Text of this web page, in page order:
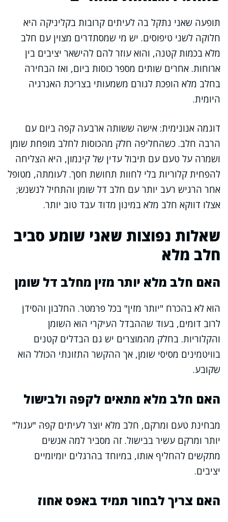
תופעה שאני נתקל בה לעיתים קרובות בקליניקה היא
חלוקה לשני טיפוסים. יש מי שמסתדרים מצוין עם חלב
מלא בכמות קטנה, והוא עוזר להם להישאר יציבים בין
ארוחות. אחרים שותים מספר כוסות ביום, ואז הבחירה
בחלב מלא הופכת לגורם משמעותי בצריכת האנרגיה
היומית.
דוגמה אנונימית: אישה ששותה ארבעה קפה ביום עם
הרבה חלב. כשהחליפה חלק מהכוסות לחלב מופחת שומן
ושמרה על טעם עם תיבול עדין של קינמון, היא הצליחה
להפחית קלוריות בלי לחוות תחושת חסך. לעומתה, מטופל
אחר הרגיש רעב יותר עם חלב דל שומן והתחיל לנשנש;
אצלו דווקא חלב מלא במינון מדוד עבד טוב יותר.
שאלות נפוצות שאני שומע סביב
חלב מלא
האם חלב מלא יותר מזין מחלב דל שומן
הוא לא בהכרח "יותר מזין" בכל פרמטר. החלבון והסידן
לרוב דומים, בעוד שההבדל העיקרי הוא השומן
והקלוריות. בחלק מהמוצרים יש גם הבדלים קטנים
בוויטמינים מסיסי שומן, אך ההקשר התזונתי הכולל הוא
שקובע.
האם חלב מלא מתאים לקפה ולבישול
מבחינת טעם ומרקם, חלב מלא יוצר לעיתים קפה "עגול"
יותר ומרקם עשיר בבישול. זה מסביר למה אנשים
מתקשים להחליף אותו, במיוחד בהרגלים יומיומיים
יציבים.
האם צריך לבחור תמיד באפס אחוז